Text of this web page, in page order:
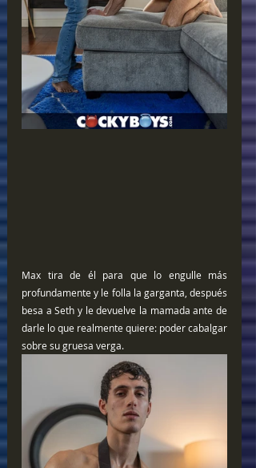
Max tira de él para que lo engulle más
profundamente y le folla la garganta, después
besa a Seth y le devuelve la mamada ante de
darle lo que realmente quiere: poder cabalgar
sobre su gruesa verga.